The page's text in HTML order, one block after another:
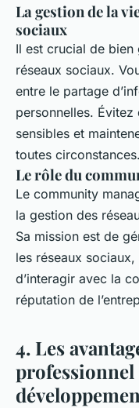
La gestion de la
sociaux
Il est crucial de
réseaux sociaux.
entre le partage
personnelles.
sensibles et
toutes circonstances.
Le rôle du
Le community
la gestion des
Sa mission est de
les réseaux
d’interagir avec la
réputation de
4. Les